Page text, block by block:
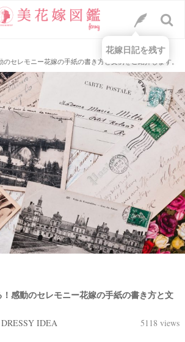
セレモニー花嫁の手紙の書き方と文例をご紹介します。
感動のセレモニー花嫁の手紙の書き方と文
DRESSY IDEA 5118 views
花嫁日記を残す